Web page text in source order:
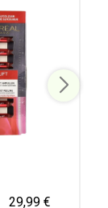
29,99 €